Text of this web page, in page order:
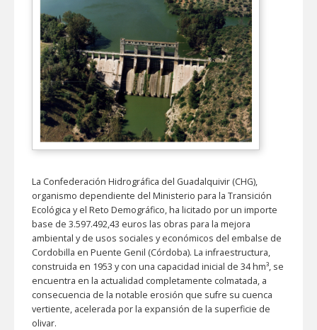
La Confederación Hidrográfica del Guadalquivir (CHG),
organismo dependiente del Ministerio para la Transición
Ecológica y el Reto Demográfico, ha licitado por un importe
base de 3.597.492,43 euros las obras para la mejora
ambiental y de usos sociales y económicos del embalse de
Cordobilla en Puente Genil (Córdoba). La infraestructura,
construida en 1953 y con una capacidad inicial de 34 hm³, se
encuentra en la actualidad completamente colmatada, a
consecuencia de la notable erosión que sufre su cuenca
vertiente, acelerada por la expansión de la superficie de
olivar.